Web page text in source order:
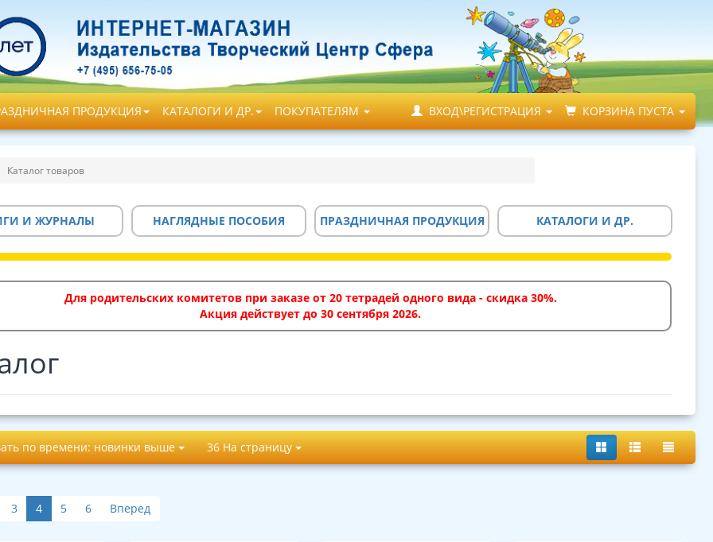
ПРОДУКЦИЯ КАТАЛОГИ И ДР. ПОКУПАТЕЛЯМ ВХОД\РЕГИСТРАЦИЯ КОРЗИНА ПУСТА
Каталог товаров
И ЖУРНАЛЫ НАГЛЯДНЫЕ ПОСОБИЯ ПРАЗДНИЧНАЯ ПРОДУКЦИЯ КАТАЛОГИ И ДР.
Для родительских комитетов при заказе от 20 тетрадей одного вида - скидка 30%.
Акция действует до 30 сентября 2026.
по времени: новинки выше 36 На страницу
3 4 5 6 Вперед